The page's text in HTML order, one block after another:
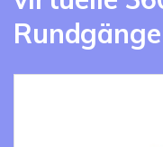
Rundgänge